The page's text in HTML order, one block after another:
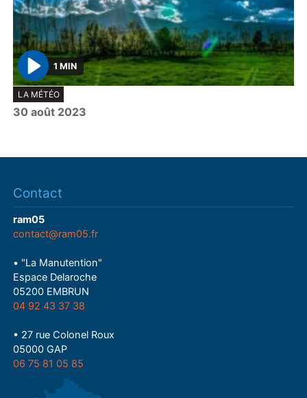
P
l
a
1 MIN
LA MÉTÉO
30 août 2023
Contact
ram05
contact@ram05.fr
• "La Manutention"
Espace Delaroche
05200 EMBRUN
04 92 43 37 38
• 27 rue Colonel Roux
05000 GAP
06 75 81 05 85